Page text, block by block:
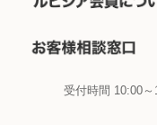
受付時間 10:00～